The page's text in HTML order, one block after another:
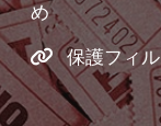
め
保護フィル